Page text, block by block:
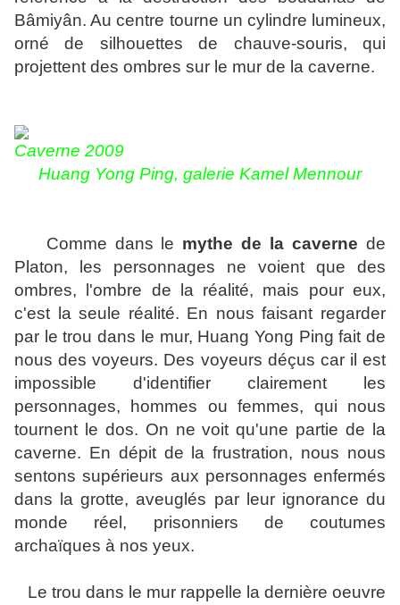
Bâmiyân. Au centre tourne un cylindre lumineux,
orné de silhouettes de chauve-souris, qui
projettent des ombres sur le mur de la caverne.
Caverne 2009
Huang Yong Ping, galerie Kamel Mennour
Comme dans le mythe de la caverne de
Platon, les personnages ne voient que des
ombres, l'ombre de la réalité, mais pour eux,
c'est la seule réalité. En nous faisant regarder
par le trou dans le mur, Huang Yong Ping fait de
nous des voyeurs. Des voyeurs déçus car il est
impossible d'identifier clairement les
personnages, hommes ou femmes, qui nous
tournent le dos. On ne voit qu'une partie de la
caverne. En dépit de la frustration, nous nous
sentons supérieurs aux personnages enfermés
dans la grotte, aveuglés par leur ignorance du
monde réel, prisonniers de coutumes
archaïques à nos yeux.
Le trou dans le mur rappelle la dernière oeuvre